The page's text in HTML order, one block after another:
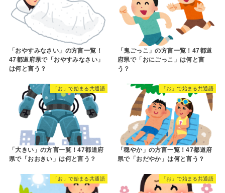
「おやすみなさい」の方言一覧！
47都道府県で「おやすみなさい」
は何と言う？
「鬼ごっこ」の方言一覧！47都道
府県で「おにごっこ」は何と言
う？
「お」で始まる共通語
「大きい」の方言一覧！47都道府
県で「おおきい」は何と言う？
「お」で始まる共通語
「穏やか」の方言一覧！47都道府
県で「おだやか」は何と言う？
「お」で始まる共通語 「お」で始まる共通語